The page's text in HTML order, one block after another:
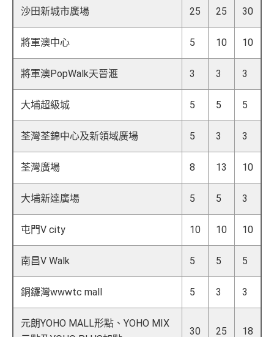
沙田新城市廣場 25 25 30
將軍澳中心 5 10 10
將軍澳PopWalk天晉滙 3 3 3
大埔超級城 5 5 5
荃灣荃錦中心及新領域廣場 5 3 3
荃灣廣場 8 13 10
大埔新達廣場 5 5 3
屯門V city 10 10 10
南昌V Walk 5 5 5
銅鑼灣wwwtc mall 5 3 3
元朗YOHO MALL形點、YOHO MIX
30 25 18